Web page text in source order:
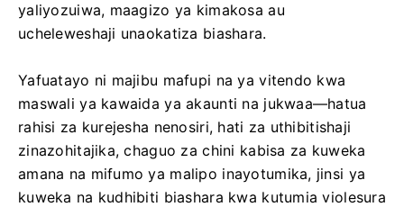
yaliyozuiwa, maagizo ya kimakosa au
ucheleweshaji unaokatiza biashara.
Yafuatayo ni majibu mafupi na ya vitendo kwa
maswali ya kawaida ya akaunti na jukwaa—hatua
rahisi za kurejesha nenosiri, hati za uthibitishaji
zinazohitajika, chaguo za chini kabisa za kuweka
amana na mifumo ya malipo inayotumika, jinsi ya
kuweka na kudhibiti biashara kwa kutumia violesura